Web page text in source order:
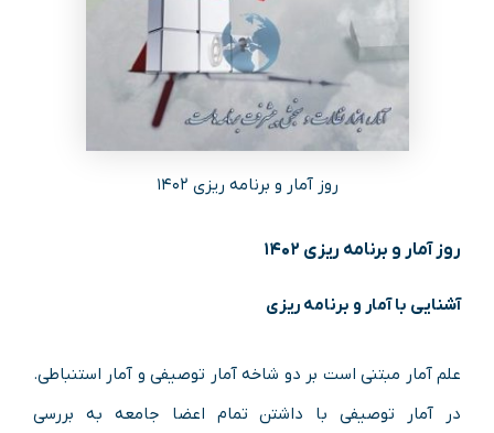
روز آمار و برنامه ریزی ۱۴۰۲
روز آمار و برنامه ریزی ۱۴۰۲
آشنایی با آمار و برنامه ریزی
علم آمار مبتنی است بر دو شاخه آمار توصیفی و آمار استنباطی.
در آمار توصیفی با داشتن تمام اعضا جامعه به بررسی